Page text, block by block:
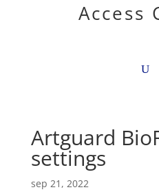
Access
Artguard
settings
sep 21, 2022